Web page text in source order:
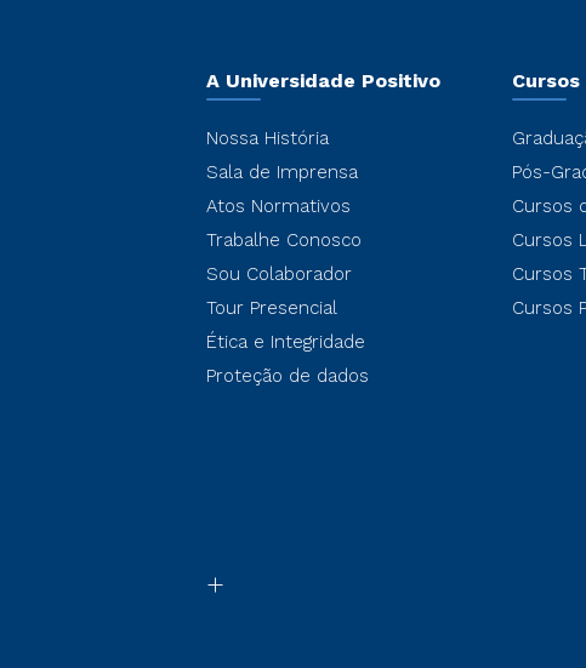
A Universidade Positivo
Nossa História
Sala de Imprensa
Atos Normativos
Trabalhe Conosco
Sou Colaborador
Tour Presencial
Ética e Integridade
Proteção de dados
Cursos
Pós-
Cursos
Cursos
Cursos
Cursos